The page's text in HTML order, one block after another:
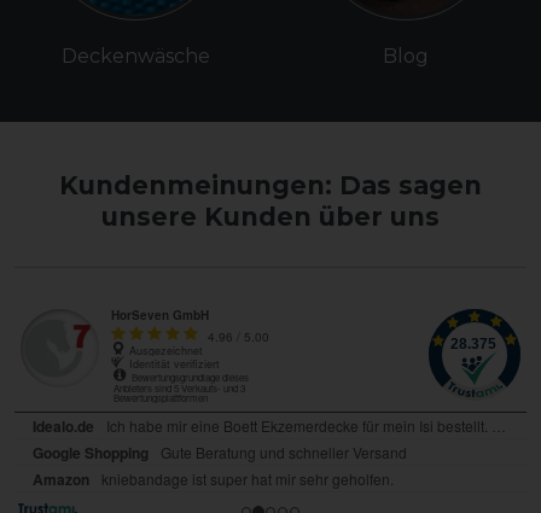
Deckenwäsche Blog
Kundenmeinungen: Das sagen
unsere Kunden über uns